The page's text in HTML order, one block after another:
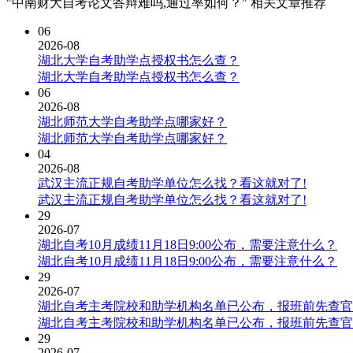
"中南财大自考论文答辩难吗,通过率如何？" 相关文章推荐
06
2026-08
湖北大学自考助学点授权书怎么查？
湖北大学自考助学点授权书怎么查？
06
2026-08
湖北师范大学自考助学点哪家好？
湖北师范大学自考助学点哪家好？
04
2026-08
武汉主流正规自考助学单位怎么找？看这就对了!
武汉主流正规自考助学单位怎么找？看这就对了!
29
2026-07
湖北自考10月成绩11月18日9:00公布，需要注意什么？
湖北自考10月成绩11月18日9:00公布，需要注意什么？
29
2026-07
湖北自考主考院校和助学机构名单已公布，报班前先查官
湖北自考主考院校和助学机构名单已公布，报班前先查官
29